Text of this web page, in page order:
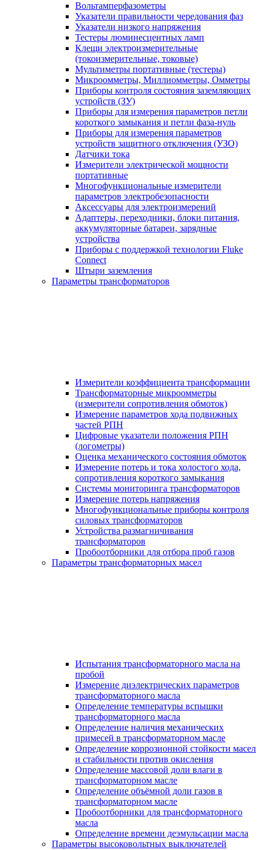
Вольтамперфазометры
Указатели правильности чередования фаз
Указатели низкого напряжения
Тестеры люминесцентных ламп
Клещи электроизмерительные
(токоизмерительные, токовые)
Мультиметры портативные (тестеры)
Микроомметры, Миллиомметры, Омметры
Приборы контроля состояния заземляющих
устройств (ЗУ)
Приборы для измерения параметров петли
короткого замыкания и петли фаза-нуль
Приборы для измерения параметров
устройств защитного отключения (УЗО)
Датчики тока
Измерители электрической мощности
портативные
Многофункциональные измерители
параметров электробезопасности
Аксессуары для электроизмерений
Адаптеры, переходники, блоки питания,
аккумуляторные батареи, зарядные
устройства
Приборы с поддержкой технологии Fluke
Connect
Штыри заземления
Параметры трансформаторов
Измерители коэффициента трансформации
Трансформаторные микроомметры
(измерители сопротивления обмоток)
Измерение параметров хода подвижных
частей РПН
Цифровые указатели положения РПН
(логометры)
Оценка механического состояния обмоток
Измерение потерь и тока холостого хода,
сопротивления короткого замыкания
Системы мониторинга трансформаторов
Измерение потерь напряжения
Многофункциональные приборы контроля
силовых трансформаторов
Устройства размагничивания
трансформаторов
Пробоотборники для отбора проб газов
Параметры трансформаторных масел
Испытания трансформаторного масла на
пробой
Измерение диэлектрических параметров
трансформаторного масла
Определение температуры вспышки
трансформаторного масла
Определение наличия механических
примесей в трансформаторном масле
Определение коррозионной стойкости масел
и стабильности против окисления
Определение массовой доли влаги в
трансформаторном масле
Определение объёмной доли газов в
трансформаторном масле
Пробоотборники для трансформаторного
масла
Определение времени деэмульсации масла
Параметры высоковольтных выключателей